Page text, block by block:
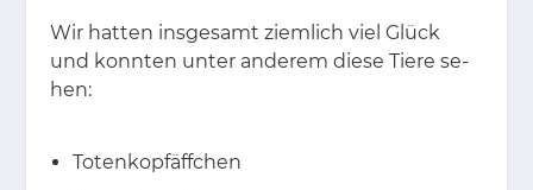
Wir hat­ten ins­ge­samt ziem­lich viel Glück
und konn­ten un­ter an­de­rem die­se Tie­re se­
hen:
Totenkopfäffchen